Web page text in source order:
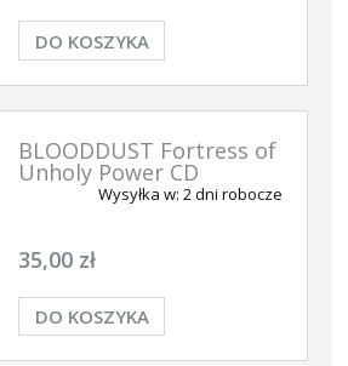
DO KOSZYKA
BLOODDUST Fortress of
Unholy Power CD
Wysyłka w: 2 dni robocze
35,00 zł
DO KOSZYKA